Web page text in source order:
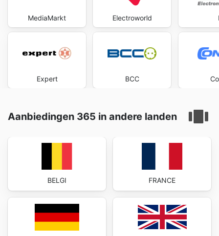
MediaMarkt
Expert
Electroworld
BCC
Aanbiedingen 365 in andere landen
BELGI FRANCE